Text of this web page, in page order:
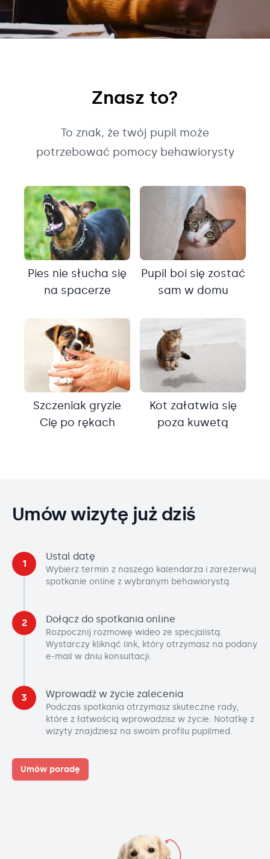
Znasz to?
To znak, że twój pupil może
potrzebować pomocy behawiorysty
Pies nie słucha się
na spacerze
Pupil boi się zostać
sam w domu
Szczeniak gryzie
Cię po rękach
Kot załatwia się
poza kuwetą
Umów wizytę już dziś
1
Ustal datę
Wybierz termin z naszego kalendarza i zarezerwuj
spotkanie online z wybranym behawiorystą.
2 Dołącz do spotkania online
Rozpocznij rozmowę wideo ze specjalistą.
Wystarczy kliknąć link, który otrzymasz na podany
e-mail w dniu konsultacji.
3 Wprowadź w życie zalecenia
Podczas spotkania otrzymasz skuteczne rady,
które z łatwością wprowadzisz w życie. Notatkę z
wizyty znajdziesz na swoim profilu pupilmed.
Umów poradę